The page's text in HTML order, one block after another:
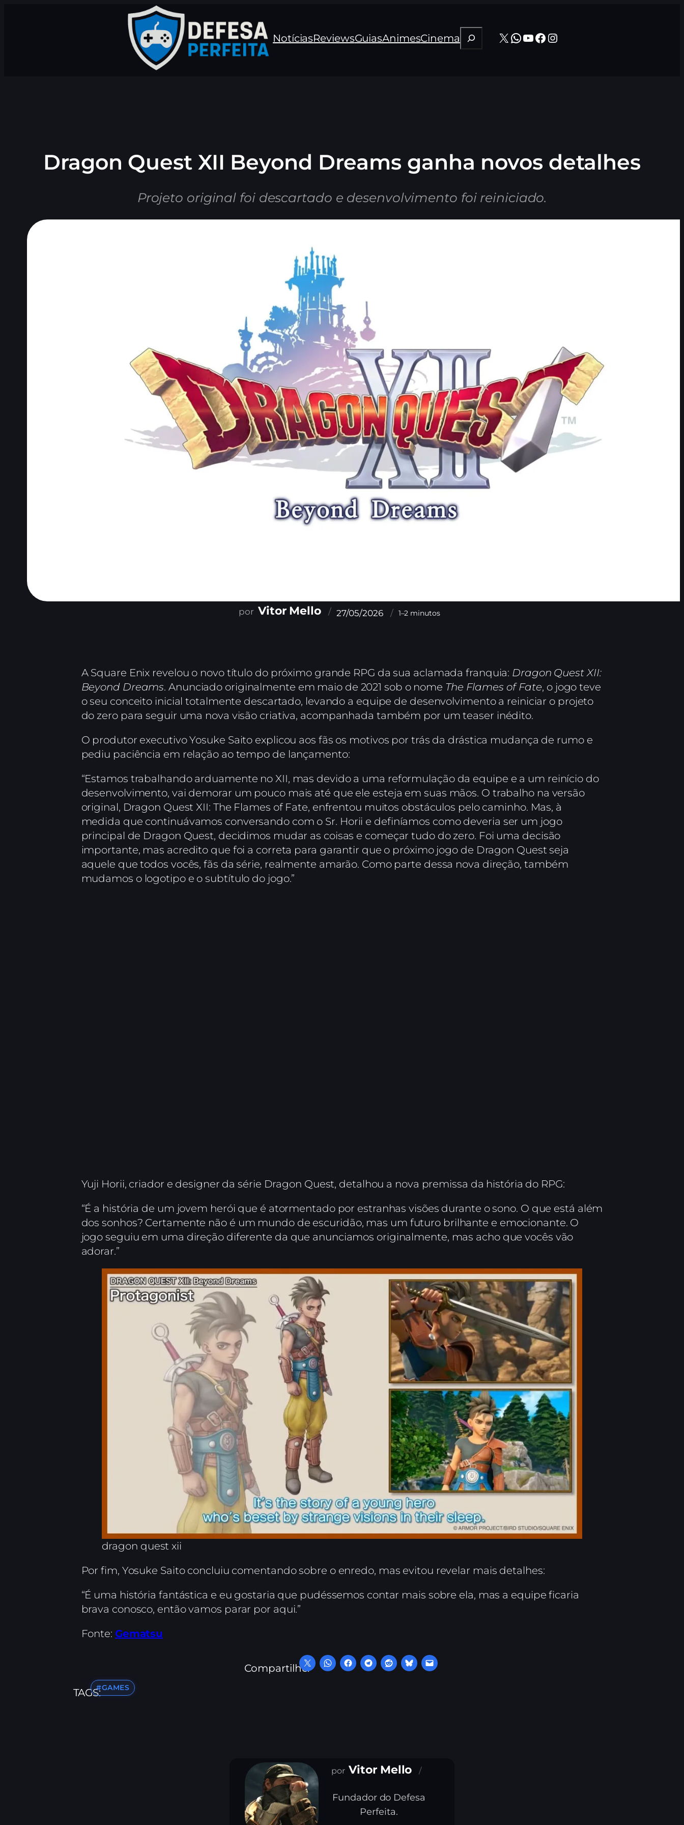
NotíciasReviewsGuiasAnimesCinema Pesquisar
X WhatsApp
Youtube
Facebook
Instagram
Dragon Quest XII Beyond Dreams ganha novos detalhes
Projeto original foi descartado e desenvolvimento foi reiniciado.
Vitor Mello 27/05/2026 1–2 minutos
A Square Enix revelou o novo título do próximo grande RPG da sua aclamada franquia: Dragon Quest XII:
Beyond Dreams. Anunciado originalmente em maio de 2021 sob o nome The Flames of Fate, o jogo teve
o seu conceito inicial totalmente descartado, levando a equipe de desenvolvimento a reiniciar o projeto
do zero para seguir uma nova visão criativa, acompanhada também por um teaser inédito.
O produtor executivo Yosuke Saito explicou aos fãs os motivos por trás da drástica mudança de rumo e
pediu paciência em relação ao tempo de lançamento:
“Estamos trabalhando arduamente no XII, mas devido a uma reformulação da equipe e a um reinício do
desenvolvimento, vai demorar um pouco mais até que ele esteja em suas mãos. O trabalho na versão
original, Dragon Quest XII: The Flames of Fate, enfrentou muitos obstáculos pelo caminho. Mas, à
medida que continuávamos conversando com o Sr. Horii e definíamos como deveria ser um jogo
principal de Dragon Quest, decidimos mudar as coisas e começar tudo do zero. Foi uma decisão
importante, mas acredito que foi a correta para garantir que o próximo jogo de Dragon Quest seja
aquele que todos vocês, fãs da série, realmente amarão. Como parte dessa nova direção, também
mudamos o logotipo e o subtítulo do jogo.”
Yuji Horii, criador e designer da série Dragon Quest, detalhou a nova premissa da história do RPG:
“É a história de um jovem herói que é atormentado por estranhas visões durante o sono. O que está além
dos sonhos? Certamente não é um mundo de escuridão, mas um futuro brilhante e emocionante. O
jogo seguiu em uma direção diferente da que anunciamos originalmente, mas acho que vocês vão
adorar.”
dragon quest xii
Por fim, Yosuke Saito concluiu comentando sobre o enredo, mas evitou revelar mais detalhes:
“É uma história fantástica e eu gostaria que pudéssemos contar mais sobre ela, mas a equipe ficaria
brava conosco, então vamos parar por aqui.”
Fonte: Gematsu
Compartilhe:
TAGS:#GAMES
Vitor Mello
Fundador do Defesa
Perfeita.